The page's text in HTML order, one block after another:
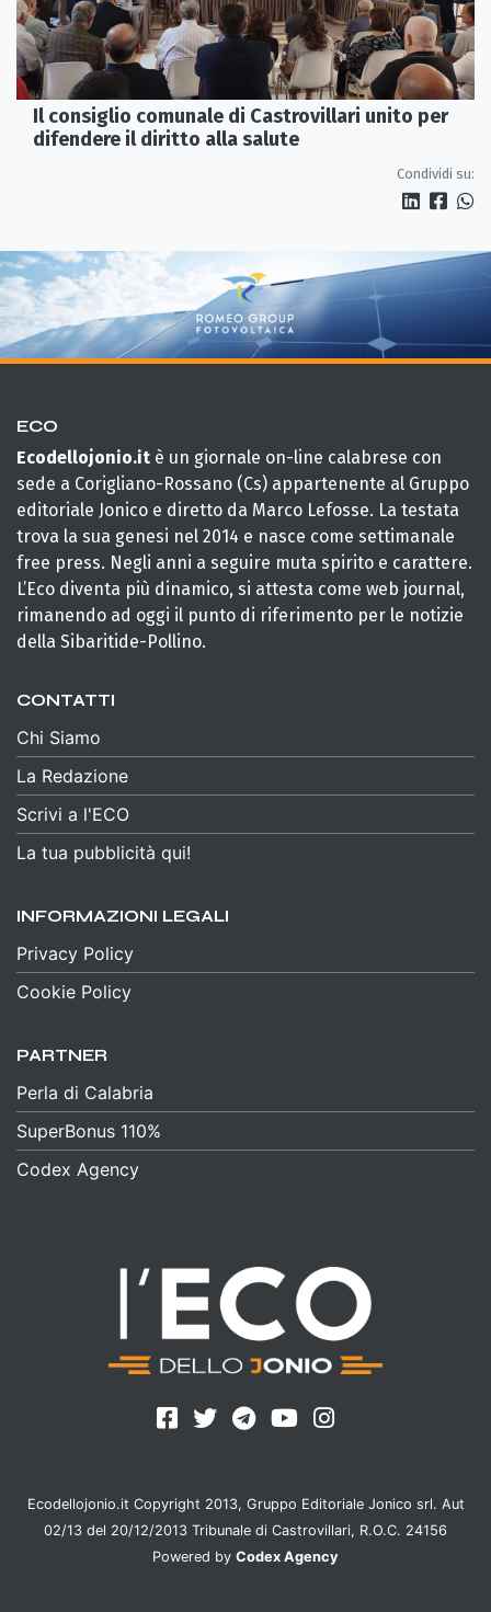
Il consiglio comunale di Castrovillari unito per
difendere il diritto alla salute
Condividi su:
ECO
Ecodellojonio.it è un giornale on-line calabrese con
sede a Corigliano-Rossano (Cs) appartenente al Gruppo
editoriale Jonico e diretto da Marco Lefosse. La testata
trova la sua genesi nel 2014 e nasce come settimanale
free press. Negli anni a seguire muta spirito e carattere.
L’Eco diventa più dinamico, si attesta come web journal,
rimanendo ad oggi il punto di riferimento per le notizie
della Sibaritide-Pollino.
CONTATTI
Chi Siamo
La Redazione
Scrivi a l'ECO
La tua pubblicità qui!
INFORMAZIONI LEGALI
Privacy Policy
Cookie Policy
PARTNER
Perla di Calabria
SuperBonus 110%
Codex Agency
Ecodellojonio.it Copyright 2013, Gruppo Editoriale Jonico srl. Aut
02/13 del 20/12/2013 Tribunale di Castrovillari, R.O.C. 24156
Powered by Codex Agency